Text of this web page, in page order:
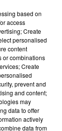
Pour Aurélien,
y a un tout un
Les gens
savoir ce
souhaite en
servira à
que ce soit
Nous avons
based on
access
Create
personalised
content
or combinations
Create
prevent and
and content;
may
data to offer
actively
data from